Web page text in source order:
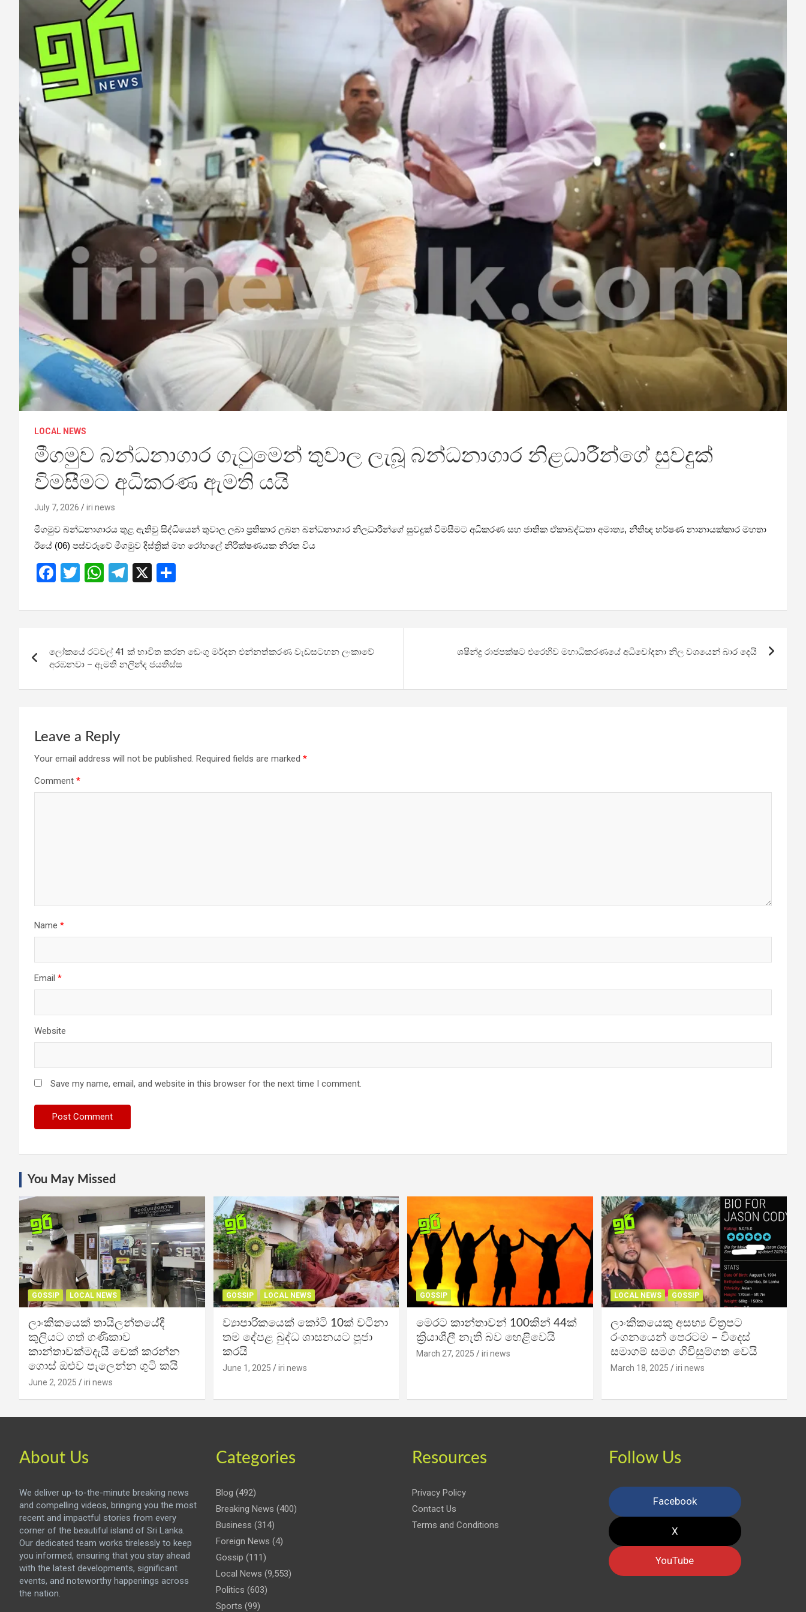
LOCAL NEWS
මීගමුව බන්ධනාගාර ගැටුමෙන් තුවාල ලැබූ බන්ධනාගාර නිළධාරීන්ගේ සුවදුක්
විමසීමට අධිකරණ ඇමති යයි
July 7, 2026 iri news
මීගමුව බන්ධනාගාරය තුළ ඇතිවු සිද්ධියෙන් තුවාල ලබා ප්‍රතිකාර ලබන බන්ධනාගාර නිලධාරීන්ගේ සුවදුක් විමසීමට අධිකරණ සහ ජාතික ඒකාබද්ධතා අමාත්‍ය, නීතිඥ හර්ෂණ නානායක්කාර මහතා
ඊයේ (06) පස්වරුවේ මීගමුව දිස්ත්‍රික් මහ රෝහලේ නිරීක්ෂණයක නිරත විය
F
ce
o
o
k
T
tt
W
at
A
p
p
T
e
a
m
X
ar
navigation
ලෝකයේ රටවල් 41 ක් භාවිත කරන ඩෙංගු මර්දන එන්නත්කරණ වැඩසටහන ලංකාවේ
අරඹනවා – ඇමති නලින්ද ජයතිස්ස
ශෂින්ද්‍ර රාජපක්ෂට එරෙහිව මහාධිකරණයේ අධිචෝදනා නිල වශයෙන් බාර දෙයි
Leave a Reply
Your email address will not be published. Required fields are marked *
Comment *
Name *
Email *
Website
Save my name, email, and website in this browser for the next time I comment.
You May Missed
GOSSIP LOCAL NEWS
ලාංකිකයෙක් තායිලන්තයේදී
කුලියට ගත් ගණිකාව
කාන්තාවක්මදැයි චෙක් කරන්න
ගොස් ඔළුව පැලෙන්න ගුටි කයි
June 2, 2025 iri news
GOSSIP LOCAL NEWS
ව්‍යාපාරිකයෙක් කෝටි 10ක් වටිනා
තම දේපළ බුද්ධ ශාසනයට පූජා
කරයි
June 1, 2025 iri news
GOSSIP
මෙරට කාන්තාවන් 100කින් 44ක්
ක්‍රියාශීලී නැති බව හෙළිවෙයි
March 27, 2025 iri news
LOCAL NEWS GOSSIP
ලාංකිකයෙකු අසභ්‍ය චිත්‍රපට
රංගනයෙන් පෙරටම – විදෙස්
සමාගම් සමග ගිවිසුම්ගත වෙයි
March 18, 2025 iri news
About Us
We deliver up-to-the-minute breaking news
and compelling videos, bringing you the most
recent and impactful stories from every
corner of the beautiful island of Sri Lanka.
Our dedicated team works tirelessly to keep
you informed, ensuring that you stay ahead
with the latest developments, significant
events, and noteworthy happenings across
the nation.
Categories
Blog (492)
Breaking News (400)
Business (314)
Foreign News (4)
Gossip (111)
Local News (9,553)
Politics (603)
Sports (99)
Resources
Privacy Policy
Contact Us
Terms and Conditions
Follow Us
Facebook
X
YouTube